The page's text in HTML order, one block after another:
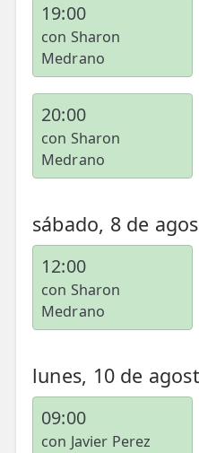
🫁 Fisioterapia
👶 Fisioterapia
TRATAMIENTOS
✅ Punción Seca
✅ Ondas de Choque
ESTÉTICA
✨ Fisioestética
✨ Radiofrecuencia
✨ Presoterapia
✨ Cicatrices y Estrías
19:00
con Sharon
Medrano
20:00
con Sharon
Medrano
sábado, 8 de
12:00
con Sharon
Medrano
lunes, 10 de
09:00
con Javier Perez